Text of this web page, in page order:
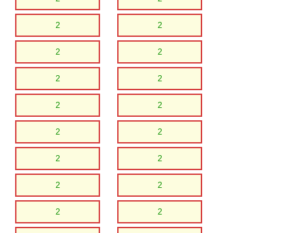
2 2
2 2
2 2
2 2
2 2
2 2
2 2
2 2